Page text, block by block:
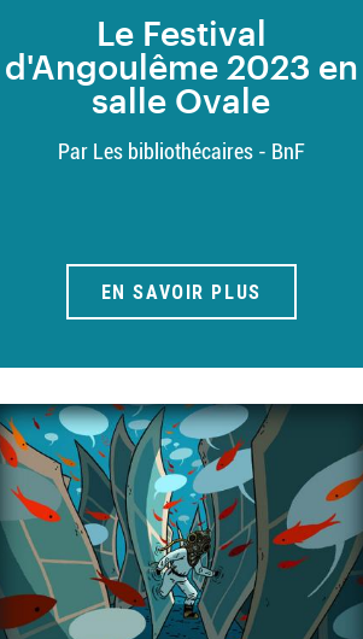
Le Festival
d'Angoulême 2023 en
salle Ovale
Par Les bibliothécaires - BnF
EN SAVOIR PLUS